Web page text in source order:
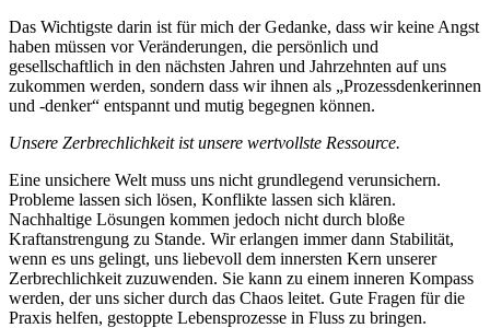
Das Wichtigste darin ist für mich der Gedanke, dass wir keine Angst
haben müssen vor Veränderungen, die persönlich und
gesellschaftlich in den nächsten Jahren und Jahrzehnten auf uns
zukommen werden, sondern dass wir ihnen als „Prozessdenkerinnen
und -denker“ entspannt und mutig begegnen können.
Unsere Zerbrechlichkeit ist unsere wertvollste Ressource.
Eine unsichere Welt muss uns nicht grundlegend verunsichern.
Probleme lassen sich lösen, Konflikte lassen sich klären.
Nachhaltige Lösungen kommen jedoch nicht durch bloße
Kraftanstrengung zu Stande. Wir erlangen immer dann Stabilität,
wenn es uns gelingt, uns liebevoll dem innersten Kern unserer
Zerbrechlichkeit zuzuwenden. Sie kann zu einem inneren Kompass
werden, der uns sicher durch das Chaos leitet. Gute Fragen für die
Praxis helfen, gestoppte Lebensprozesse in Fluss zu bringen.